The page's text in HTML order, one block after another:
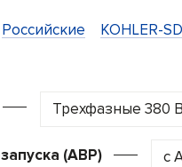
Российские KOHLER-
Трехфазные 380 В
(АВР) с